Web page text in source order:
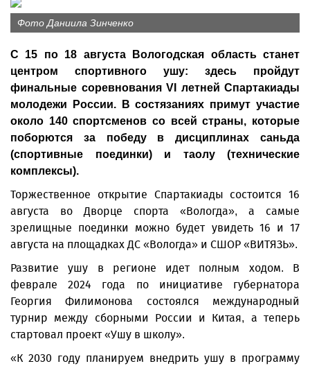
Фото Даниила Зинченко
С 15 по 18 августа Вологодская область станет
центром спортивного ушу: здесь пройдут
финальные соревнования VI летней Спартакиады
молодежи России. В состязаниях примут участие
около 140 спортсменов со всей страны, которые
поборются за победу в дисциплинах саньда
(спортивные поединки) и таолу (технические
комплексы).
Торжественное открытие Спартакиады состоится 16
августа во Дворце спорта «Вологда», а самые
зрелищные поединки можно будет увидеть 16 и 17
августа на площадках ДС «Вологда» и СШОР «ВИТЯЗЬ».
Развитие ушу в регионе идет полным ходом. В
феврале 2024 года по инициативе губернатора
Георгия Филимонова состоялся международный
турнир между сборными России и Китая, а теперь
стартовал проект «Ушу в школу».
«К 2030 году планируем внедрить ушу в программу